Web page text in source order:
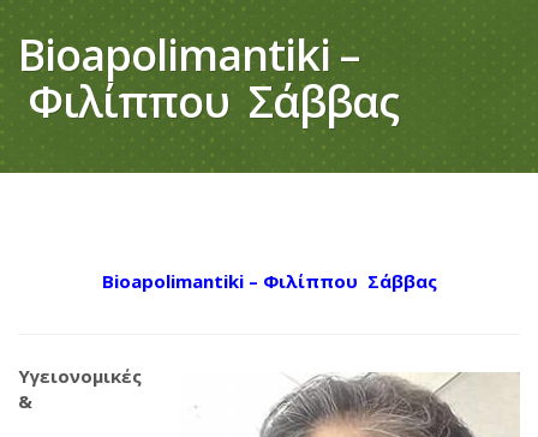
Bioapolimantiki –
Φιλίππου Σάββας
Bioapolimantiki – Φιλίππου Σάββας
Υγειονομικές
&